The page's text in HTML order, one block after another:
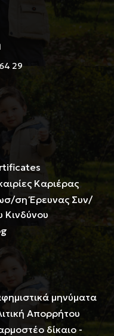
29
Καριέρας
ση Έρευνας Συν/
Κινδύνου
ευθύνης
μηνύματα
Απορρήτου
δίκαιο -